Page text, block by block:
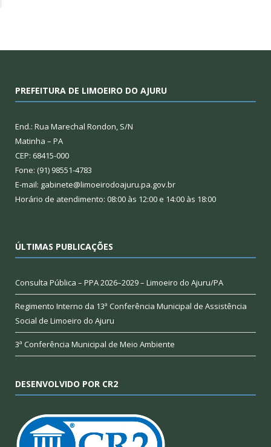
PREFEITURA DE LIMOEIRO DO AJURU
End.: Rua Marechal Rondon, S/N
Matinha – PA
CEP: 68415-000
Fone: (91) 98551-4783
E-mail: gabinete@limoeirodoajuru.pa.gov.br
Horário de atendimento: 08:00 às 12:00 e 14:00 às 18:00
ÚLTIMAS PUBLICAÇÕES
Consulta Pública – PPA 2026–2029 – Limoeiro do Ajuru/PA
Regimento Interno da 13ª Conferência Municipal de Assistência
Social de Limoeiro do Ajuru
3ª Conferência Municipal de Meio Ambiente
DESENVOLVIDO POR CR2